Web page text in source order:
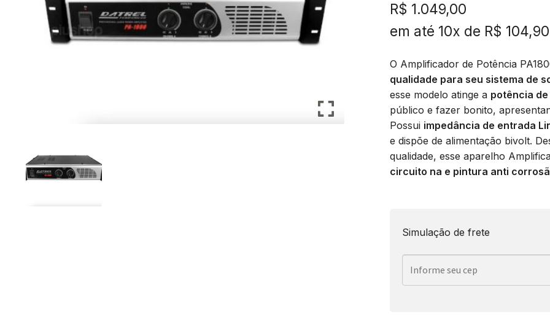
R$ 1.049,00
em até 10x de R$ 104,90
O Amplificador de Potência
qualidade para seu sistema de
esse modelo atinge a potência de
público e fazer bonito,
Possui impedância de entrada
e dispõe de alimentação bivolt.
qualidade, esse aparelho
circuito na e pintura anti
Simulação de frete